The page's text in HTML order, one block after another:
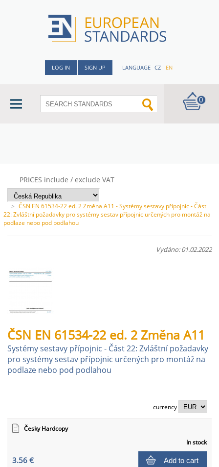
LOG IN SIGN UP LANGUAGE CZ EN
0
PRICES include / exclude VAT
> ČSN EN 61534-22 ed. 2 Změna A11 - Systémy sestavy přípojnic - Část
22: Zvláštní požadavky pro systémy sestav přípojnic určených pro montáž na
podlaze nebo pod podlahou
Vydáno: 01.02.2022
ČSN EN 61534-22 ed. 2 Změna A11
Systémy sestavy přípojnic - Část 22: Zvláštní požadavky
pro systémy sestav přípojnic určených pro montáž na
podlaze nebo pod podlahou
currency
Česky Hardcopy
In stock
3.56 € Add to cart